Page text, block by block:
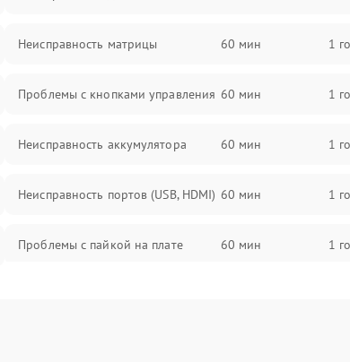
Неисправность матрицы 60 мин 1
Проблемы с кнопками управления 60 мин 1
Неисправность аккумулятора 60 мин 1
Неисправность портов (USB, HDMI) 60 мин 1
Проблемы с пайкой на плате 60 мин 1